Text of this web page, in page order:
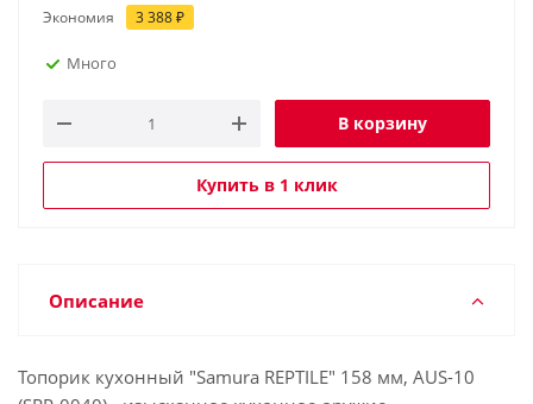
Экономия 3 388₽
Много
В корзину
Купить в 1 клик
Описание
Топорик кухонный "Samura REPTILE" 158 мм, AUS-10